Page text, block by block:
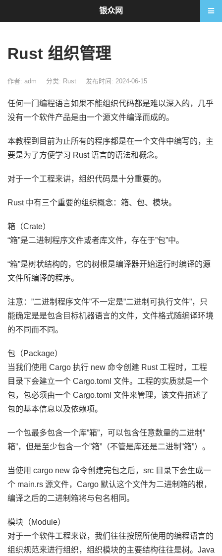
Rust 组织管理
作者: adm 分类: Rust 发布时间: 2024-06-15
任何一门编程语言如果不能组织代码都是难以深入的，几乎
没有一个软件产品是由一个源文件编译而成的。
本教程到目前为止所有的程序都是在一个文件中编写的，主
要是为了方便学习 Rust 语言的语法和概念。
对于一个工程来讲，组织代码是十分重要的。
Rust 中有三个重要的组织概念：箱、包、模块。
箱（Crate）
“箱”是二进制程序文件或者库文件，存在于”包”中。
“箱”是树状结构的，它的树根是编译器开始运行时编译的源
文件所编译的程序。
注意：”二进制程序文件”不一定是”二进制可执行文件”，只
能确定是是包含目标机器语言的文件，文件格式随编译环境
的不同而不同。
包（Package）
当我们使用 Cargo 执行 new 命令创建 Rust 工程时，工程
目录下会建立一个 Cargo.toml 文件。工程的实质就是一个
包，包必须由一个 Cargo.toml 文件来管理，该文件描述了
包的基本信息以及依赖项。
一个包最多包含一个库”箱”，可以包含任意数量的二进制”
箱”，但是至少包含一个”箱”（不管是库还是二进制”箱”）。
当使用 cargo new 命令创建完包之后，src 目录下会生成一
个 main.rs 源文件，Cargo 默认这个文件为二进制箱的根，
编译之后的二进制箱将与包名相同。
模块（Module）
对于一个软件工程来说，我们往往按照所使用的编程语言的
组织规范来进行组织，组织模块的主要结构往往是树。Java
银众网